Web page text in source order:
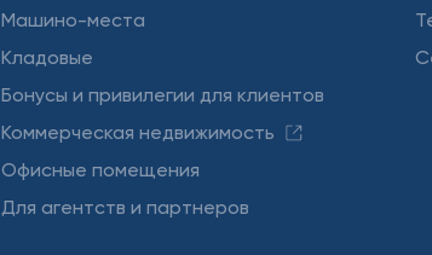
Машино-места
Кладовые
Бонусы и привилегии для клиентов
Коммерческая недвижимость
Офисные помещения
Для агентств и партнеров